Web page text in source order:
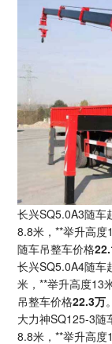
长兴SQ5.0A3随车
8.8米，**举升高
随车吊整车价格
长兴SQ5.0A4随车
米，**举升高度13
吊整车价格22.3万。
大力神SQ125-3随
8.8米，**举升高